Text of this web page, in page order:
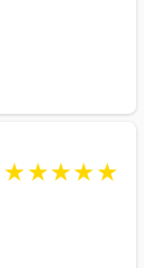
★★★★★